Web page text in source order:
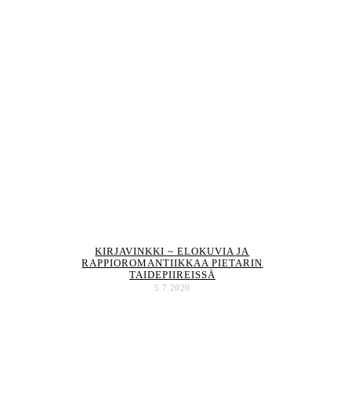
KIRJAVINKKI ~ ELOKUVIA JA
RAPPIOROMANTIIKKAA PIETARIN
TAIDEPIIREISSÄ
5.7.2020